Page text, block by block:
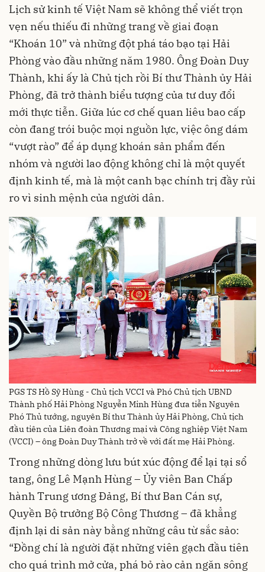
Lịch sử kinh tế Việt Nam sẽ không thể viết trọn
vẹn nếu thiếu đi những trang về giai đoạn
“Khoán 10” và những đột phá táo bạo tại Hải
Phòng vào đầu những năm 1980. Ông Đoàn Duy
Thành, khi ấy là Chủ tịch rồi Bí thư Thành ủy Hải
Phòng, đã trở thành biểu tượng của tư duy đổi
mới thực tiễn. Giữa lúc cơ chế quan liêu bao cấp
còn đang trói buộc mọi nguồn lực, việc ông dám
“vượt rào” để áp dụng khoán sản phẩm đến
nhóm và người lao động không chỉ là một quyết
định kinh tế, mà là một canh bạc chính trị đầy rủi
ro vì sinh mệnh của người dân.
PGS TS Hồ Sỹ Hùng - Chủ tịch VCCI và Phó Chủ tịch UBND
Thành phố Hải Phòng Nguyễn Minh Hùng đưa tiễn Nguyên
Phó Thủ tướng, nguyên Bí thư Thành ủy Hải Phòng, Chủ tịch
đầu tiên của Liên đoàn Thương mại và Công nghiệp Việt Nam
(VCCI) – ông Đoàn Duy Thành trở về với đất mẹ Hải Phòng.
Trong những dòng lưu bút xúc động để lại tại sổ
tang, ông Lê Mạnh Hùng – Ủy viên Ban Chấp
hành Trung ương Đảng, Bí thư Ban Cán sự,
Quyền Bộ trưởng Bộ Công Thương – đã khẳng
định lại di sản này bằng những câu từ sắc sảo:
“Đồng chí là người đặt những viên gạch đầu tiên
cho quá trình mở cửa, phá bỏ rào cản ngăn sông